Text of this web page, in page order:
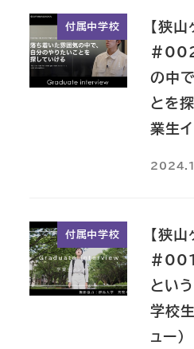
付属中学校
【狭
#002
の中
とを
業生イ
付属中学校
【狭
#001
とい
学校
ュー）